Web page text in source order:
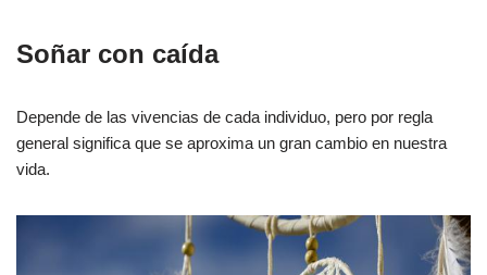
Soñar con caída
Depende de las vivencias de cada individuo, pero por regla
general significa que se aproxima un gran cambio en nuestra
vida.